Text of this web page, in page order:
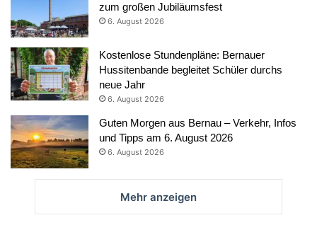
zum großen Jubiläumsfest
6. August 2026
Kostenlose Stundenpläne: Bernauer
Hussitenbande begleitet Schüler durchs
neue Jahr
6. August 2026
Guten Morgen aus Bernau – Verkehr, Infos
und Tipps am 6. August 2026
6. August 2026
Mehr anzeigen